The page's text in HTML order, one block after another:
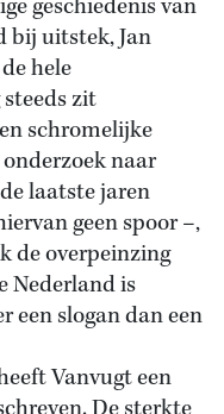
geschiedenis van
bij uitstek, Jan
hele
zit
schromelijke
naar
laatste jaren
geen spoor –,
de overpeinzing
Nederland is
een slogan dan een
Vanvugt een